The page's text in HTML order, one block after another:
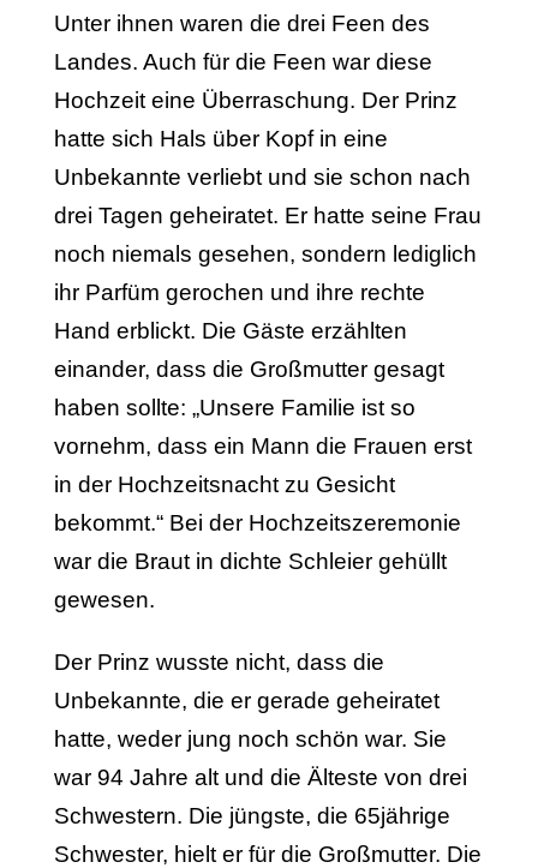
Unter ihnen waren die drei Feen des
Landes. Auch für die Feen war diese
Hochzeit eine Überraschung. Der Prinz
hatte sich Hals über Kopf in eine
Unbekannte verliebt und sie schon nach
drei Tagen geheiratet. Er hatte seine Frau
noch niemals gesehen, sondern lediglich
ihr Parfüm gerochen und ihre rechte
Hand erblickt. Die Gäste erzählten
einander, dass die Großmutter gesagt
haben sollte: „Unsere Familie ist so
vornehm, dass ein Mann die Frauen erst
in der Hochzeitsnacht zu Gesicht
bekommt.“ Bei der Hochzeitszeremonie
war die Braut in dichte Schleier gehüllt
gewesen.
Der Prinz wusste nicht, dass die
Unbekannte, die er gerade geheiratet
hatte, weder jung noch schön war. Sie
war 94 Jahre alt und die Älteste von drei
Schwestern. Die jüngste, die 65jährige
Schwester, hielt er für die Großmutter. Die